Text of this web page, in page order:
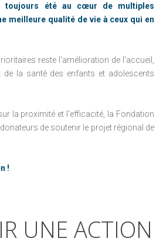
toujours été au cœur de multiples
meilleure qualité de vie à ceux qui en
reste l'amélioration de l'accueil,
de la santé des enfants et adolescents
la proximité et l'efficacité, la Fondation
de soutenir le projet régional de
!
UNE ACTION